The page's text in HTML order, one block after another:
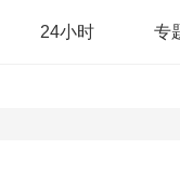
24小时 专